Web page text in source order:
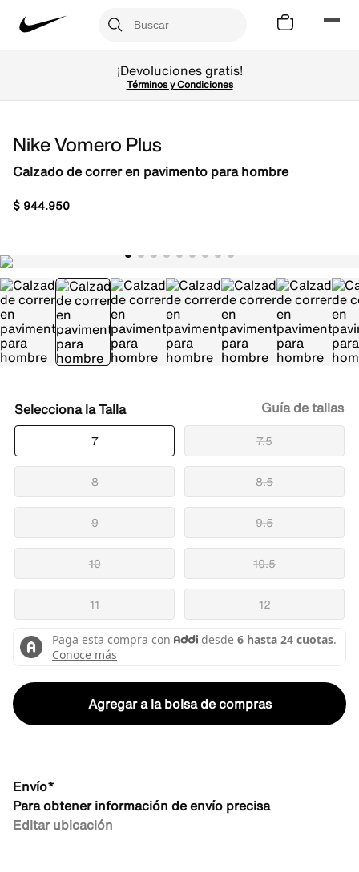
¡Devoluciones gratis!
Términos y Condiciones
Nike Vomero Plus
Calzado de correr en pavimento para hombre
$ 944.950
Talla
7 7.5
8 8.5
9 9.5
10 10.5
11 12
Guía de tallas
Agregar a la bolsa de compras
Envío*
Para obtener información de envío precisa
Editar ubicación